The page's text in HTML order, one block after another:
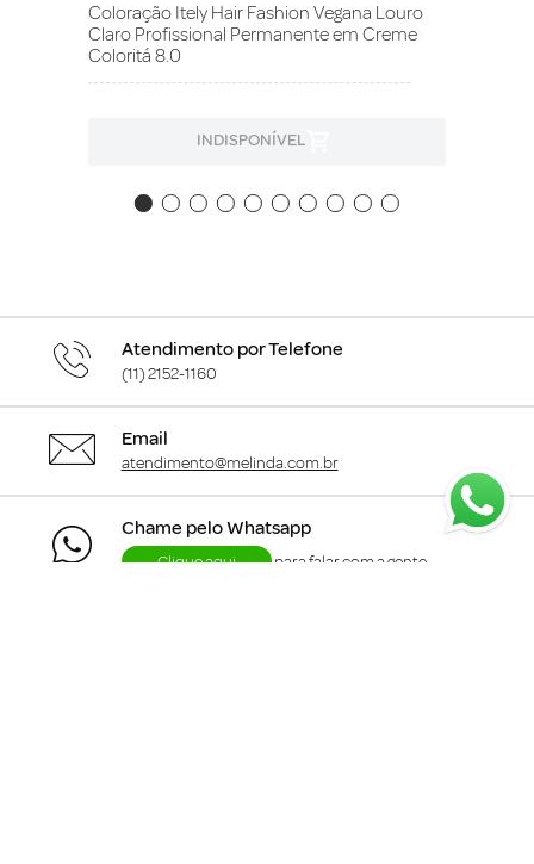
Coloração Itely Hair Fashion Vegana Louro
Claro Profissional Permanente em Creme
Coloritá 8.0
INDISPONÍVEL
Atendimento por Telefone
(11) 2152-1160
Email
atendimento@melinda.com.br
Chame pelo Whatsapp
Clique aqui para falar com a gente